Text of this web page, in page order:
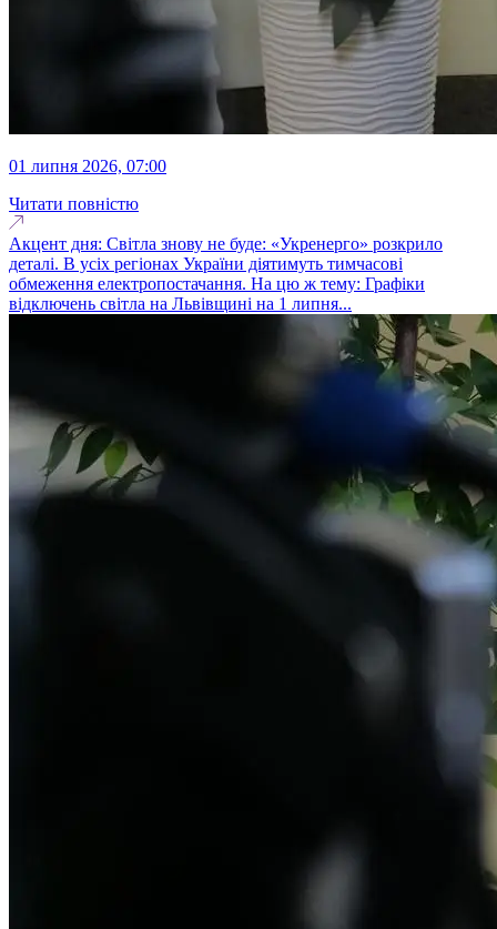
01 липня 2026, 07:00
Читати повністю
Акцент дня: Світла знову не буде: «Укренерго» розкрило
деталі. В усіх регіонах України діятимуть тимчасові
обмеження електропостачання. На цю ж тему: Графіки
відключень світла на Львівщині на 1 липня...